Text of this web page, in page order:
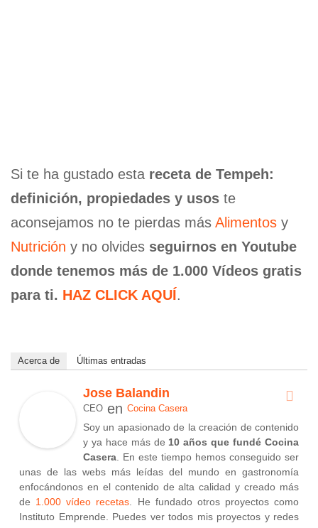
Si te ha gustado esta receta de Tempeh:
definición, propiedades y usos te
aconsejamos no te pierdas más Alimentos y
Nutrición y no olvides seguirnos en Youtube
donde tenemos más de 1.000 Vídeos gratis
para ti. HAZ CLICK AQUÍ.
Acerca de Últimas entradas
Jose Balandin
CEO en Cocina Casera
Soy un apasionado de la creación de contenido
y ya hace más de 10 años que fundé Cocina
Casera . En este tiempo hemos conseguido ser
unas de las webs más leídas del mundo en gastronomía
enfocándonos en el contenido de alta calidad y creado más
de 1.000 vídeo recetas . He fundado otros proyectos como
Instituto Emprende. Puedes ver todos mis proyectos y redes